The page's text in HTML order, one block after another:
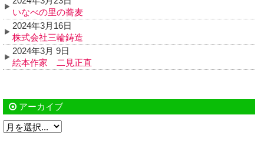
いなべの里の蕎麦
2024年3月16日
株式会社三輪鋳造
2024年3月 9日
絵本作家 二見正直
アーカイブ